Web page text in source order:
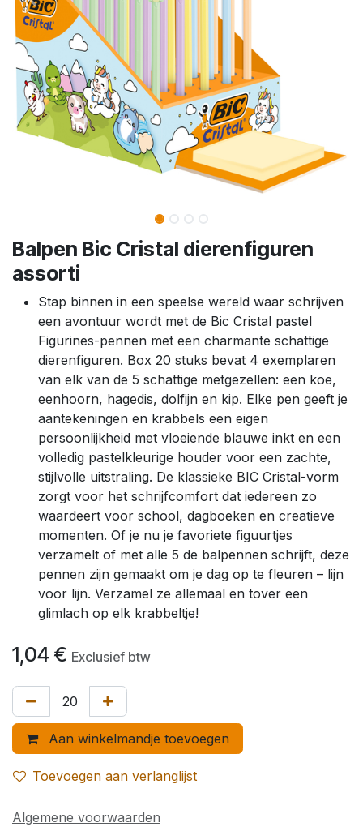
Balpen Bic Cristal dierenfiguren
assorti
Stap binnen in een speelse wereld waar schrijven
een avontuur wordt met de Bic Cristal pastel
Figurines-pennen met een charmante schattige
dierenfiguren. Box 20 stuks bevat 4 exemplaren
van elk van de 5 schattige metgezellen: een koe,
eenhoorn, hagedis, dolfijn en kip. Elke pen geeft je
aantekeningen en krabbels een eigen
persoonlijkheid met vloeiende blauwe inkt en een
volledig pastelkleurige houder voor een zachte,
stijlvolle uitstraling. De klassieke BIC Cristal-vorm
zorgt voor het schrijfcomfort dat iedereen zo
waardeert voor school, dagboeken en creatieve
momenten. Of je nu je favoriete figuurtjes
verzamelt of met alle 5 de balpennen schrijft, deze
pennen zijn gemaakt om je dag op te fleuren – lijn
voor lijn. Verzamel ze allemaal en tover een
glimlach op elk krabbeltje!
1,04 € Exclusief btw
Aan winkelmandje toevoegen
Toevoegen aan verlanglijst
Algemene voorwaarden